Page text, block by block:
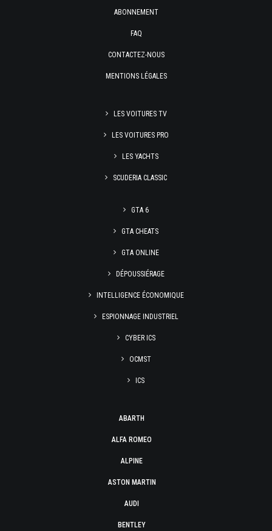
ABONNEMENT
FAQ
CONTACTEZ-NOUS
MENTIONS LÉGALES
LES VOITURES TV
LES VOITURES PRO
LES YACHTS
SCUDERIA CLASSIC
GTA 6
GTA CHEATS
GTA ONLINE
DÉPOUSSIÉRAGE
INTELLIGENCE ÉCONOMIQUE
ESPIONNAGE INDUSTRIEL
CYBER ICS
OCMST
ICS
ABARTH
ALFA ROMEO
ALPINE
ASTON MARTIN
AUDI
BENTLEY